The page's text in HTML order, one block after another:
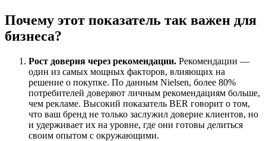
Почему этот показатель так важен для
бизнеса?
Рост доверия через рекомендации. Рекомендации —
один из самых мощных факторов, влияющих на
решение о покупке. По данным Nielsen, более 80%
потребителей доверяют личным рекомендациям больше,
чем рекламе. Высокий показатель BER говорит о том,
что ваш бренд не только заслужил доверие клиентов, но
и удерживает их на уровне, где они готовы делиться
своим опытом с окружающими.